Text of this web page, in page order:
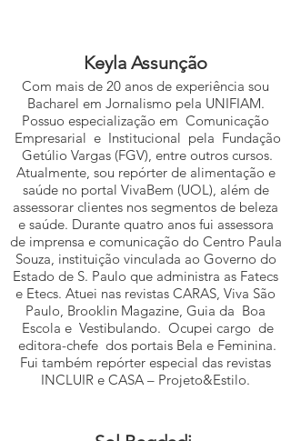
Keyla Assunção
Com mais de 20 anos de experiência sou
Bacharel em Jornalismo pela UNIFIAM.
Possuo especialização em Comunicação
Empresarial e Institucional pela Fundação
Getúlio Vargas (FGV), entre outros cursos.
Atualmente, sou repórter de alimentação e
saúde no portal VivaBem (UOL), além de
assessorar clientes nos segmentos de beleza
e saúde. Durante quatro anos fui assessora
de imprensa e comunicação do Centro Paula
Souza, instituição vinculada ao Governo do
Estado de S. Paulo que administra as Fatecs
e Etecs. Atuei nas revistas CARAS, Viva São
Paulo, Brooklin Magazine, Guia da Boa
Escola e Vestibulando. Ocupei cargo de
editora-chefe dos portais Bela e Feminina.
Fui também repórter especial das revistas
INCLUIR e CASA – Projeto&Estilo.